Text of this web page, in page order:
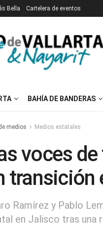
Bella Cartelera de eventos
BAHÍA DE BANDERAS
medios Medios estatales
voces
transición
Ramírez y Pablo
en Jalisco tras una